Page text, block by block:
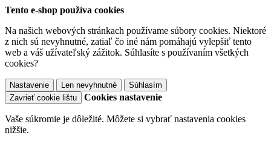
Tento e-shop používa cookies
Na našich webových stránkach používame súbory cookies. Niektoré
z nich sú nevyhnutné, zatiaľ čo iné nám pomáhajú vylepšiť tento
web a váš užívateľský zážitok. Súhlasíte s používaním všetkých
cookies?
Nastavenie Len nevyhnutné
Súhlasím
Zavrieť cookie lištu
Cookies nastavenie
Vaše súkromie je dôležité. Môžete si vybrať nastavenia cookies
nižšie.